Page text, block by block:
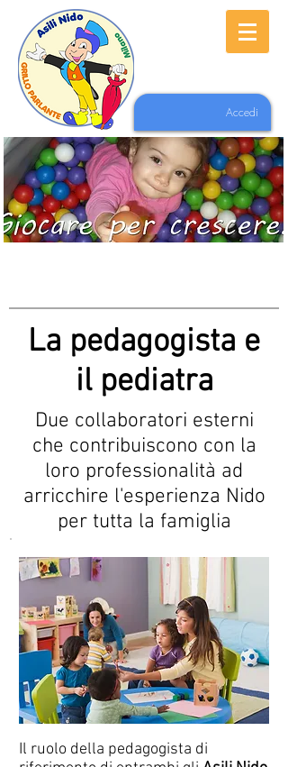
Accedi
La pedagogista e
il pediatra
Due collaboratori esterni
che contribuiscono con la
loro professionalità ad
arricchire l'esperienza Nido
per tutta la famiglia
Il ruolo della pedagogista di